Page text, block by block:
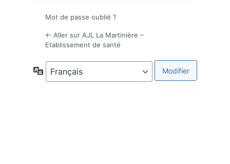
Mot de passe oublié ?
← Aller sur AJL La Martinière –
Etablissement de santé
Langue